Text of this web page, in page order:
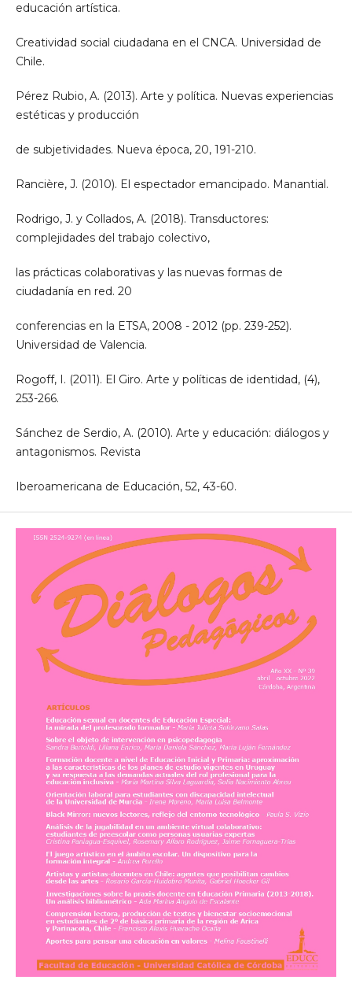
educación artística.
Creatividad social ciudadana en el CNCA. Universidad de
Chile.
Pérez Rubio, A. (2013). Arte y política. Nuevas experiencias
estéticas y producción
de subjetividades. Nueva época, 20, 191-210.
Rancière, J. (2010). El espectador emancipado. Manantial.
Rodrigo, J. y Collados, A. (2018). Transductores:
complejidades del trabajo colectivo,
las prácticas colaborativas y las nuevas formas de
ciudadanía en red. 20
conferencias en la ETSA, 2008 - 2012 (pp. 239-252).
Universidad de Valencia.
Rogoff, I. (2011). El Giro. Arte y políticas de identidad, (4),
253-266.
Sánchez de Serdio, A. (2010). Arte y educación: diálogos y
antagonismos. Revista
Iberoamericana de Educación, 52, 43-60.